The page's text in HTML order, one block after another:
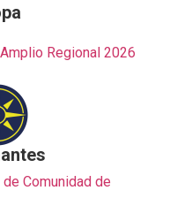
Regional 2026
Comunidad de